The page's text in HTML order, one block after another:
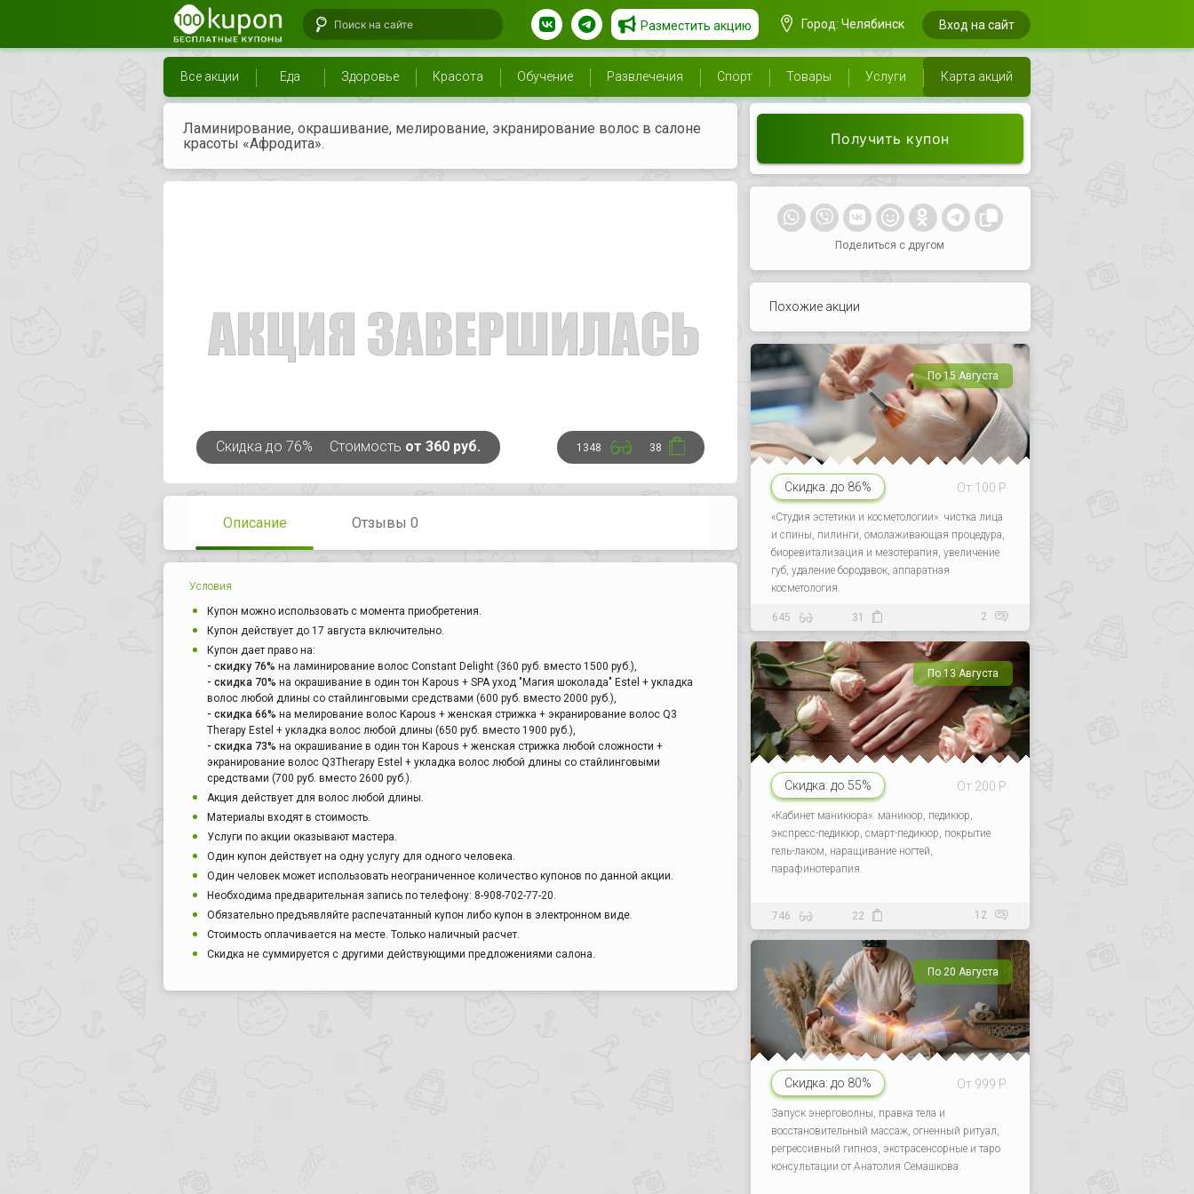
Разместить акцию Город: Челябинск Вход на сайт
Все акции Еда Здоровье Красота Обучение Развлечения Спорт Товары Услуги Карта акций
Ламинирование, окрашивание, мелирование, экранирование волос в салоне
красоты «Афродита».
Скидка до 76% Стоимость от 360 руб. 1348 38
Описание Отзывы 0
Условия
Купон можно использовать с момента приобретения.
Купон действует до 17 августа включительно.
Купон дает право на:
- скидку 76% на ламинирование волос Соnstant Delight (360 руб. вместо 1500 руб.),
- скидка 70% на окрашивание в один тон Кароus + SPA уход "Магия шоколада" Estel + укладка
волос любой длины со стайлинговыми средствами (600 руб. вместо 2000 руб.),
- скидка 66% на мелирование волос Kapous + женская стрижка + экранирование волос Q3
Therapy Estel + укладка волос любой длины (650 руб. вместо 1900 руб.),
- скидка 73% на окрашивание в один тон Кароus + женская стрижка любой сложности +
экранирование волос Q3Therapy Estel + укладка волос любой длины со стайлинговыми
средствами (700 руб. вместо 2600 руб.).
Акция действует для волос любой длины.
Материалы входят в стоимость.
Услуги по акции оказывают мастера.
Один купон действует на одну услугу для одного человека.
Один человек может использовать неограниченное количество купонов по данной акции.
Необходима предварительная запись по телефону: 8-908-702-77-20.
Обязательно предъявляйте распечатанный купон либо купон в электронном виде.
Стоимость оплачивается на месте. Только наличный расчет.
Скидка не суммируется с другими действующими предложениями салона.
Получить купон
Поделиться с другом
Похожие акции
По 15 Августа
Скидка: до 86% От 100 Р.
«Студия эстетики и косметологии»: чистка лица
и спины, пилинги, омолаживающая процедура,
биоревитализация и мезотерапия, увеличение
губ, удаление бородавок, аппаратная
косметология.
645 31 2
По 13 Августа
Скидка: до 55% От 200 Р.
«Кабинет маникюра»: маникюр, педикюр,
экспресс-педикюр, смарт-педикюр, покрытие
гель-лаком, наращивание ногтей,
парафинотерапия.
746 22 12
По 20 Августа
Скидка: до 80% От 999 Р.
Запуск энерговолны, правка тела и
восстановительный массаж, огненный ритуал,
регрессивный гипноз, экстрасенсорные и таро
консультации от Анатолия Семашкова.